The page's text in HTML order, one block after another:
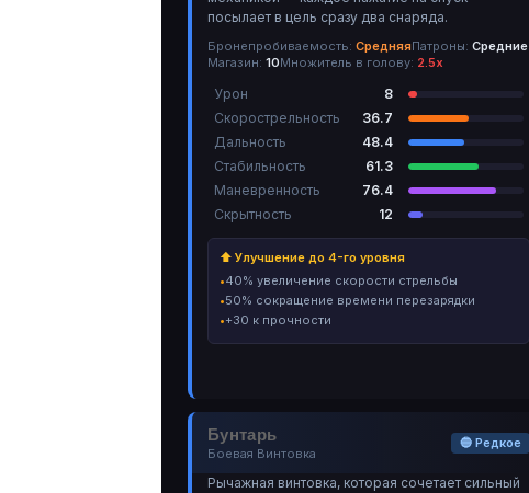
посылает в цель сразу два снаряда.
Бронепробиваемость: СредняяПатроны: Средние
Магазин: 10Множитель в голову: 2.5х
Урон
8
Скорострельность
36.7
Дальность
48.4
Стабильность
61.3
Маневренность
76.4
Скрытность
12
⬆ Улучшение до 4-го уровня
40% увеличение скорости стрельбы
50% сокращение времени перезарядки
+30 к прочности
Бунтарь
Боевая Винтовка
🔵 Редкое
Рычажная винтовка, которая сочетает сильный